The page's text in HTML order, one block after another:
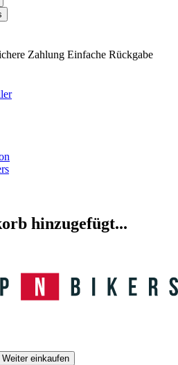
Zahlung Einfache Rückgabe
hinzugefügt...
Weiter einkaufen